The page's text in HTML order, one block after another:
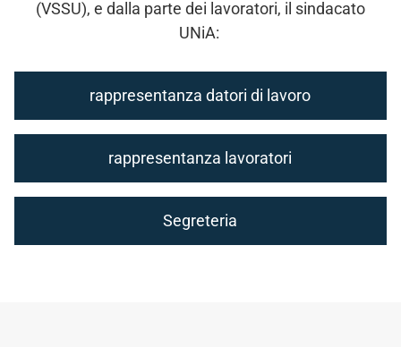
(VSSU), e dalla parte dei lavoratori, il sindacato
UNiA:
rappresentanza datori di lavoro
rappresentanza lavoratori
Segreteria